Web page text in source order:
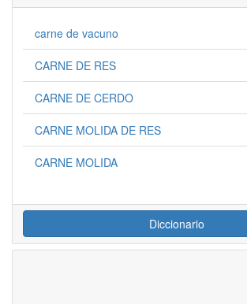
carne de vacuno
CARNE DE RES
CARNE DE CERDO
CARNE MOLIDA DE RES
CARNE MOLIDA
Diccionario